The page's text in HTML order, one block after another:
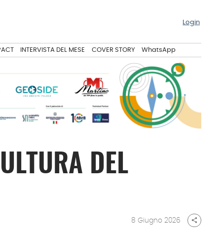
Login
INTERVISTA DEL MESE COVER STORY WhatsApp
DEL
8 Giugno 2026 share